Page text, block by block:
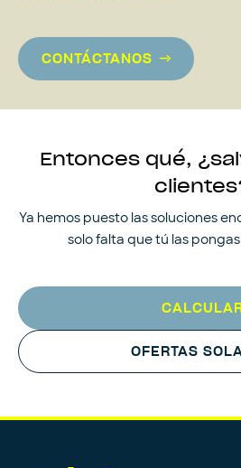
CONTÁCTANOS
Entonces qué,
Ya hemos puesto las soluciones
solo falta que tú las
OFERTAS